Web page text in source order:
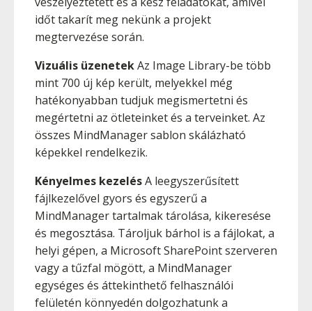
időt takarít meg nekünk a projekt
megtervezése során.
Vizuális üzenetekAz Image Library-be több
mint 700 új kép került, melyekkel még
hatékonyabban tudjuk megismertetni és
megértetni az ötleteinket és a terveinket. Az
összes MindManager sablon skálázható
képekkel rendelkezik.
Kényelmes kezelésA leegyszerűsített
fájlkezelővel gyors és egyszerű a
MindManager tartalmak tárolása, kikeresése
és megosztása. Tároljuk bárhol is a fájlokat, a
helyi gépen, a Microsoft SharePoint szerveren
vagy a tűzfal mögött, a MindManager
egységes és áttekinthető felhasználói
felületén könnyedén dolgozhatunk a